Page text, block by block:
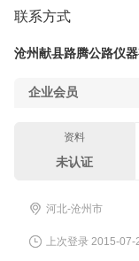
联系方式
沧州献县路腾公路仪
企业会员
资料
未认证
河北-沧州市
上次登录 2015-07-